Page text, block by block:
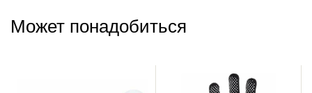
Может понадобиться